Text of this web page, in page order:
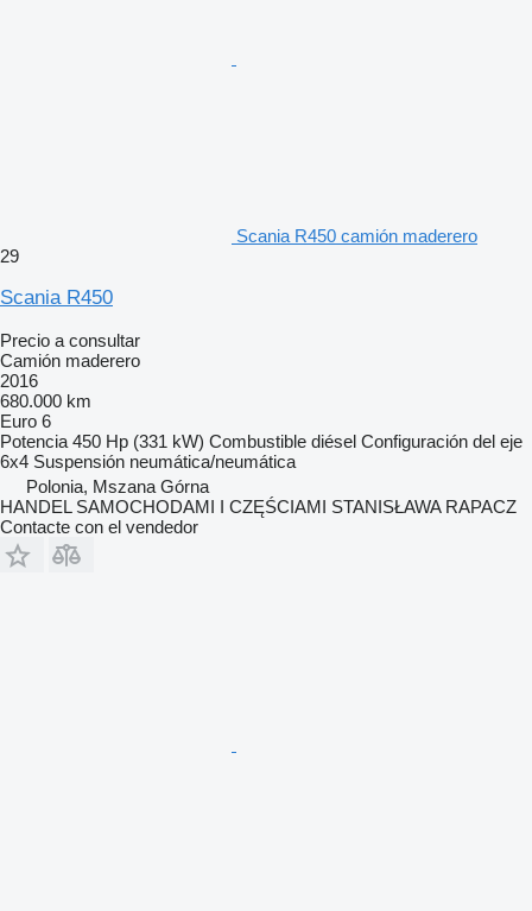
Scania R450 camión maderero
29
Scania R450
Precio a consultar
Camión maderero
2016
680.000 km
Euro 6
Potencia 450 Hp (331 kW) Combustible diésel Configuración del eje
6x4 Suspensión neumática/neumática
Polonia, Mszana Górna
HANDEL SAMOCHODAMI I CZĘŚCIAMI STANISŁAWA RAPACZ
Contacte con el vendedor